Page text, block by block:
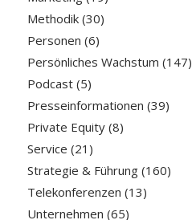
Methodik(30)
Personen (6)
Persönliches Wachstum (147)
Podcast(5)
Presseinformationen (39)
Private Equity(8)
Service (21)
Strategie & Führung(160)
Telekonferenzen (13)
Unternehmen (65)